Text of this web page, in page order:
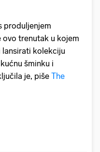
produljenjem
ovo trenutak u kojem
kolekciju
šminku i
je, piše The